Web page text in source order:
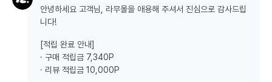
안녕하세요 고객님, 라무몰을 애용해 주셔서 진심으로 감사드립
니다!
[적립 완료 안내]
· 구매 적립금 7,340P
· 리뷰 적립금 10,000P